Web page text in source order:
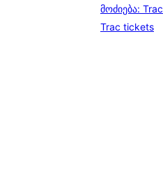
მოძიება: Trac
Trac tickets